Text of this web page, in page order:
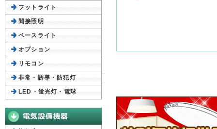
フットライト
間接照明
ベースライト
オプション
リモコン
非常・誘導・防犯灯
LED・蛍光灯・電球